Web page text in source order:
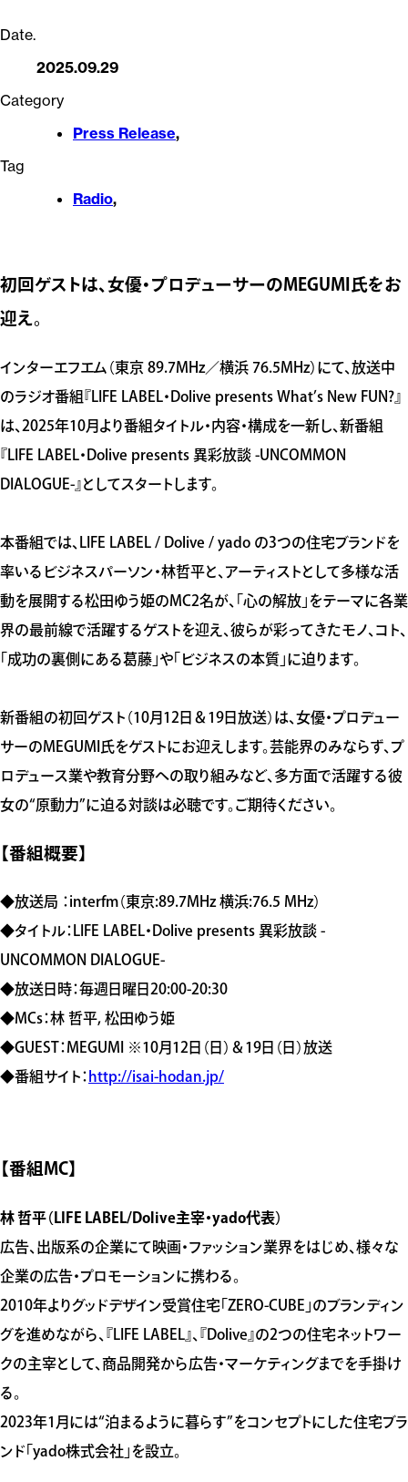
Date.
2025.09.29
Category
Press Release,
Tag
Radio,
初回ゲストは、女優・プロデューサーのMEGUMI氏をお
迎え。
インターエフエム（東京 89.7MHz／横浜 76.5MHz）にて、放送中
のラジオ番組『LIFE LABEL・Dolive presents What’s New FUN?』
は、2025年10月より番組タイトル・内容・構成を一新し、新番組
『LIFE LABEL・Dolive presents 異彩放談 -UNCOMMON
DIALOGUE-』としてスタートします。
本番組では、LIFE LABEL / Dolive / yado の3つの住宅ブランドを
率いるビジネスパーソン・林哲平と、アーティストとして多様な活
動を展開する松田ゆう姫のMC2名が、「心の解放」をテーマに各業
界の最前線で活躍するゲストを迎え、彼らが彩ってきたモノ、コト、
「成功の裏側にある葛藤」や「ビジネスの本質」に迫ります。
新番組の初回ゲスト（10月12日＆19日放送）は、女優・プロデュー
サーのMEGUMI氏をゲストにお迎えします。芸能界のみならず、プ
ロデュース業や教育分野への取り組みなど、多方面で活躍する彼
女の“原動力”に迫る対談は必聴です。ご期待ください。
【番組概要】
◆放送局 ：interfm（東京:89.7MHz 横浜:76.5 MHz）
◆タイトル：LIFE LABEL・Dolive presents 異彩放談 -
UNCOMMON DIALOGUE-
◆放送日時：毎週日曜日20:00-20:30
◆MCs：林 哲平, 松田ゆう姫
◆GUEST：MEGUMI ※10月12日（日）＆19日（日）放送
◆番組サイト： http://isai-hodan.jp/
【番組MC】
林 哲平（LIFE LABEL/Dolive主宰・yado代表）
広告、出版系の企業にて映画・ファッション業界をはじめ、様々な
企業の広告・プロモーションに携わる。
2010年よりグッドデザイン受賞住宅「ZERO-CUBE」のブランディン
グを進めながら、『LIFE LABEL』、『Dolive』の2つの住宅ネットワー
クの主宰として、商品開発から広告・マーケティングまでを手掛け
る。
2023年1月には“泊まるように暮らす”をコンセプトにした住宅ブラ
ンド「yado株式会社」を設立。